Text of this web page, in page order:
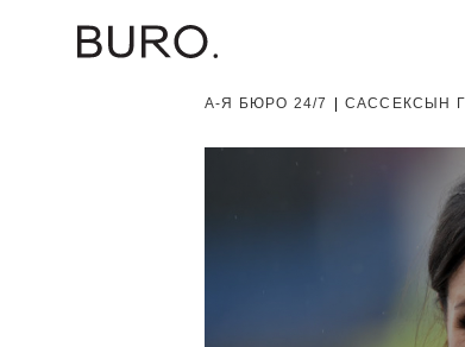
А-Я БЮРО 24/7 САССЕКСЫН